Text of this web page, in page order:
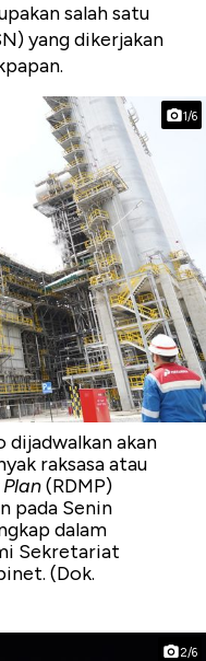
salah satu
yang dikerjakan
1/6
dijadwalkan akan
raksasa atau
(RDMP)
pada Senin
dalam
Sekretariat
(Dok.
2/6